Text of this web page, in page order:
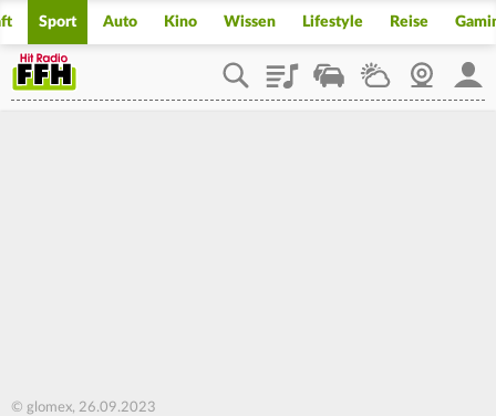
Sport Auto Kino Wissen Lifestyle Reise
PlaylistStaupilotWetterWebcam
© glomex, 26.09.2023